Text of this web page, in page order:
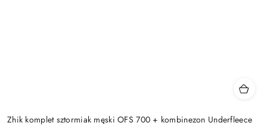
Zhik komplet sztormiak męski OFS 700 + kombinezon Underfleece